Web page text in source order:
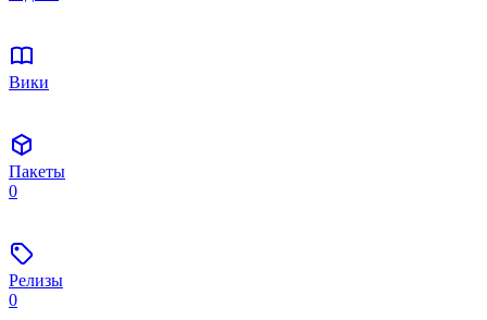
Вики
Пакеты
0
Релизы
0